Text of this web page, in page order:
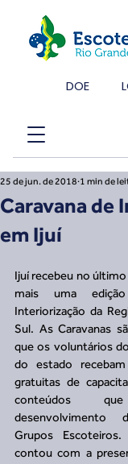
DOE
Caravana de
em Ijuí
25 de jun. de 2018 1 min de
Ijuí recebeu no
mais uma
Interiorização da
Sul. As Caravanas
que os voluntários
do estado
gratuitas de
conteúdos
desenvolvimento
Grupos
contou com a